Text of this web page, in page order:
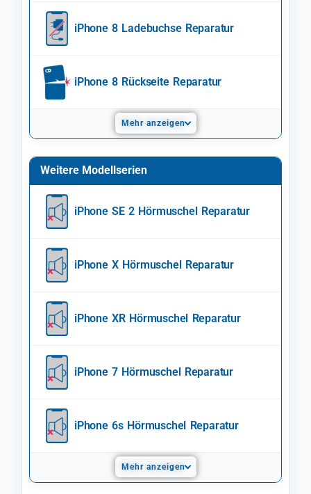
iPhone 8 Ladebuchse Reparatur
iPhone 8 Rückseite Reparatur
Mehr anzeigen
Weitere Modellserien
iPhone SE 2 Hörmuschel Reparatur
iPhone X Hörmuschel Reparatur
iPhone XR Hörmuschel Reparatur
iPhone 7 Hörmuschel Reparatur
iPhone 6s Hörmuschel Reparatur
Mehr anzeigen